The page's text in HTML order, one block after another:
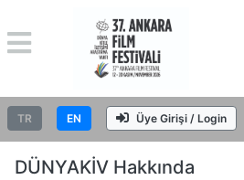
TR EN Üye Girişi / Login
DÜNYAKİV Hakkında